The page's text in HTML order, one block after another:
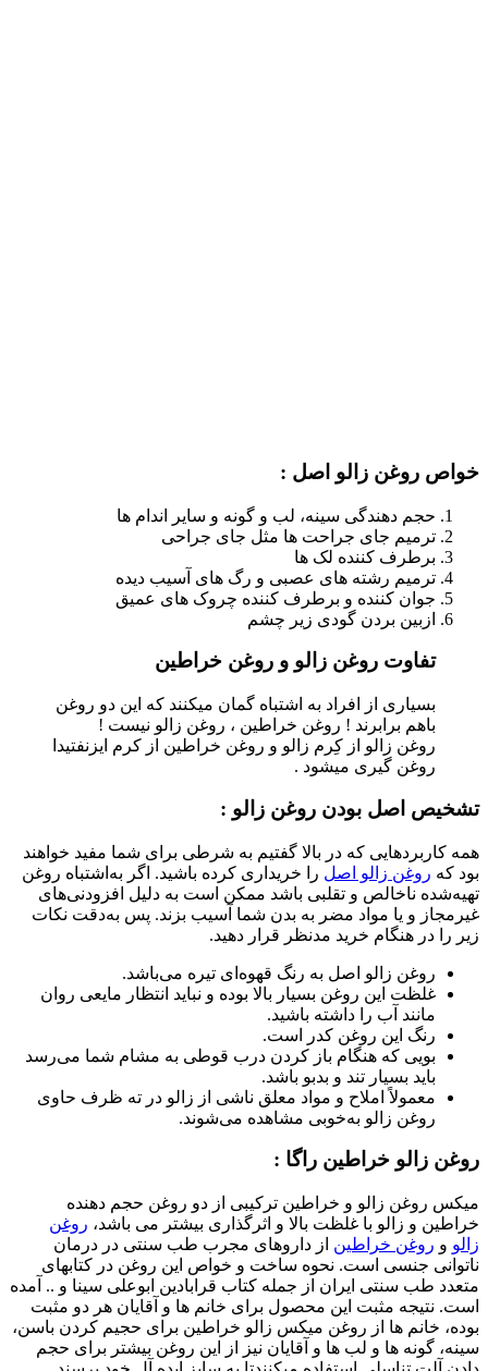
خواص روغن زالو اصل :
حجم دهندگی سینه، لب و گونه و سایر اندام ها
ترمیم جای جراحت ها مثل جای جراحی
برطرف کننده لک ها
ترمیم رشته های عصبی و رگ های آسیب دیده
جوان کننده و برطرف کننده چروک های عمیق
ازبین بردن گودی زیر چشم
تفاوت روغن زالو و روغن خراطین
بسیاری از افراد به اشتباه گمان میکنند که این دو روغن
باهم برابرند ! روغن خراطین ، روغن زالو نیست !
روغن زالو از کِرم زالو و روغن خراطین از کرم ایزنفتیدا
روغن گیری میشود .
تشخیص اصل بودن روغن زالو :
همه کاربردهایی که در بالا گفتیم به شرطی برای شما مفید خواهند
بود که روغن زالو اصل را خریداری کرده باشید. اگر به‌اشتباه روغن
تهیه‌شده ناخالص و تقلبی باشد ممکن است به دلیل افزودنی‌های
غیرمجاز و یا مواد مضر به بدن شما آسیب بزند. پس به‌دقت نکات
زیر را در هنگام خرید مدنظر قرار دهید.
روغن زالو اصل به رنگ قهوه‌ای تیره می‌باشد.
غلظت این روغن بسیار بالا بوده و نباید انتظار مایعی روان
مانند آب را داشته باشید.
رنگ این روغن کدر است.
بویی که هنگام باز کردن درب قوطی به مشام شما می‌رسد
باید بسیار تند و بدبو باشد.
معمولاً املاح و مواد معلق ناشی از زالو در ته ظرف حاوی
روغن زالو به‌خوبی مشاهده می‌شوند.
روغن زالو خراطین راگا :
میکس روغن زالو و خراطین ترکیبی از دو روغن حجم دهنده
خراطین و زالو با غلظت بالا و اثرگذاری بیشتر می باشد، روغن
زالو و روغن خراطین از داروهای مجرب طب سنتی در درمان
ناتوانی جنسی است. نحوه ساخت و خواص این روغن در کتابهای
متعدد طب سنتی ایران از جمله کتاب قرابادین ابوعلی سینا و .. آمده
است. نتیجه مثبت این محصول برای خانم ها و آقایان هر دو مثبت
بوده، خانم ها از روغن میکس زالو خراطین برای حجیم کردن باسن،
سینه، گونه ها و لب ها و آقایان نیز از این روغن بیشتر برای حجم